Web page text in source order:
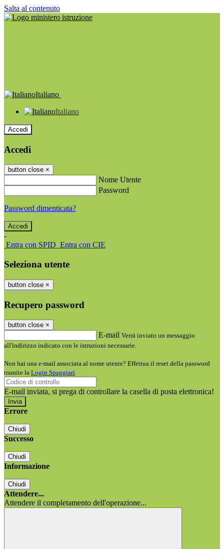
Salta al contenuto
Italiano
Italiano
Accedi
Accedi
button close ×
Nome Utente
Password
Password dimenticata?
-
Entra con SPID Entra con CIE
Seleziona utente
button close ×
Recupero password
button close ×
E-mail Verrà inviato un messaggio
all'indirizzo indicato con le istruzioni necessarie.
Non hai una e-mail associata al nome utente? Effettua il reset della password
tramite la Login Spaggiari
E-mail inviata, si prega di controllare la casella di posta elettronica!
Errore
Chiudi
Successo
Chiudi
Informazione
Chiudi
Attendere...
Attendere il completamento dell'operazione...